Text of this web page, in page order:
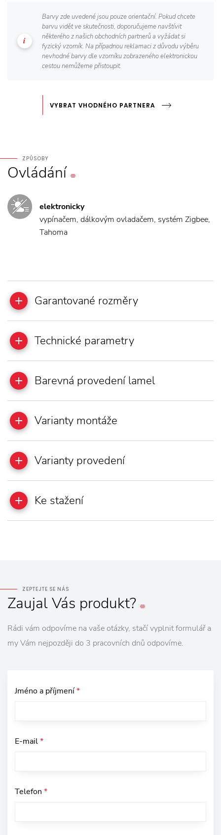
Barvy zde uvedené jsou pouze orientační. Pokud chcete
barvu vidět ve skutečnosti, doporučujeme navštívit
některého z našich obchodních partnerů a vyžádat si
fyzický vzorník. Na případnou reklamaci z důvodu výběru
nevhodné barvy dle vzorníku zobrazeného elektronickou
cestou nemůžeme přistoupit.
VYBRAT VHODNÉHO PARTNERA
ZPŮSOBY
Ovládání
elektronicky
vypínačem, dálkovým ovladačem, systém Zigbee,
Tahoma
Garantované rozměry
Technické parametry
Barevná provedení lamel
Varianty montáže
Varianty provedení
Ke stažení
ZEPTEJTE SE NÁS
ZaujalVás produkt?
Rádi vám odpovíme na vaše otázky, stačí vyplnit formulář a
my Vám nejpozději do 3 pracovních dnů odpovíme.
Jméno a příjmení*
E-mail*
Telefon *